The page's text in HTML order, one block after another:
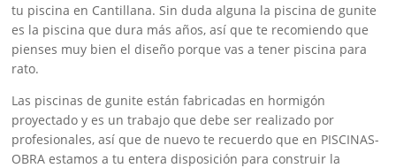
tu piscina en Cantillana. Sin duda alguna la piscina de gunite
es la piscina que dura más años, así que te recomiendo que
pienses muy bien el diseño porque vas a tener piscina para
rato.
Las piscinas de gunite están fabricadas en hormigón
proyectado y es un trabajo que debe ser realizado por
profesionales, así que de nuevo te recuerdo que en PISCINAS-
OBRA estamos a tu entera disposición para construir la